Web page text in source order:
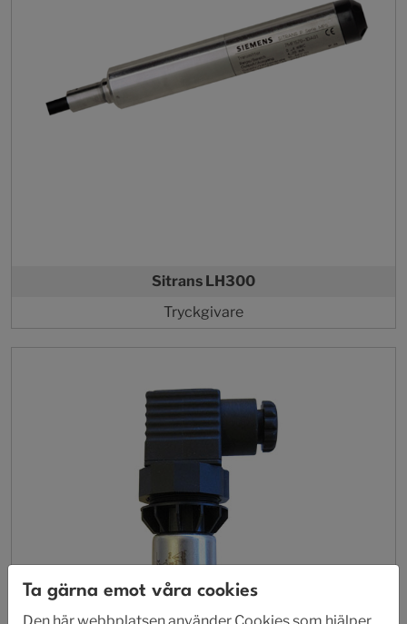
Sitrans LH300
Tryckgivare
Ta gärna emot våra cookies
Den här webbplatsen använder Cookies som hjälper